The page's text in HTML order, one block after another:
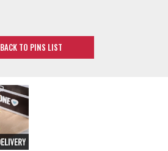
BACK TO PINS LIST